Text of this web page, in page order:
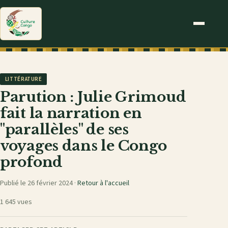
LITTÉRATURE
Parution : Julie Grimoud
fait la narration en
"parallèles" de ses
voyages dans le Congo
profond
Publié le 26 février 2024 · Retour à l'accueil
1 645 vues